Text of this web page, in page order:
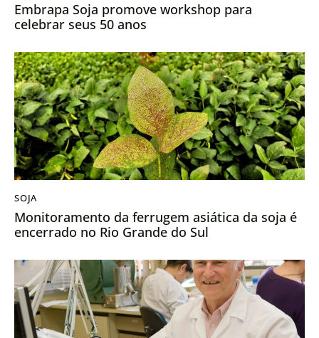
Embrapa Soja promove workshop para
celebrar seus 50 anos
SOJA
Monitoramento da ferrugem asiática da soja é
encerrado no Rio Grande do Sul